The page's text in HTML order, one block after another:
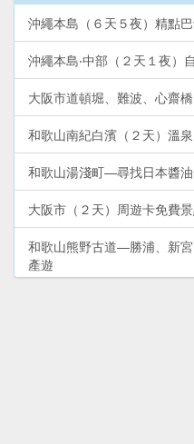
沖繩本島（６天５夜）精點
沖繩本島‧中部（２天１夜）
大阪市道頓堀、難波、心齋
和歌山南紀白濱（２天）溫
和歌山湯淺町—尋找日本醬
大阪市（２天）周遊卡免費
和歌山熊野古道—勝浦、新
產遊